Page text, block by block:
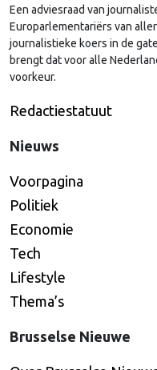
Continued
Een adviesraad van
Europarlementariërs van
journalistieke koers in de
brengt dat voor alle
voorkeur.
Redactiestatuut
Nieuws
Voorpagina
Politiek
Economie
Tech
Lifestyle
Thema’s
Brusselse Nieuwe